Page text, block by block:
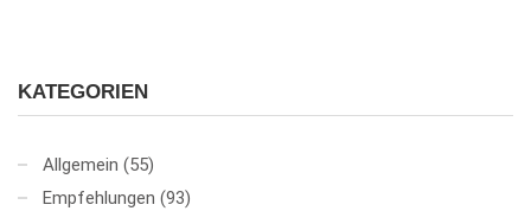
KATEGORIEN
Allgemein (55)
Empfehlungen (93)